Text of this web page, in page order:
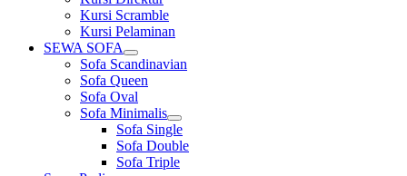
Kursi Scramble
Kursi Pelaminan
SEWA SOFA
Show
sub
menu
Sofa Scandinavian
Sofa Queen
Sofa Oval
Sofa Minimalis
Show
sub
menu
Sofa Single
Sofa Double
Sofa Triple